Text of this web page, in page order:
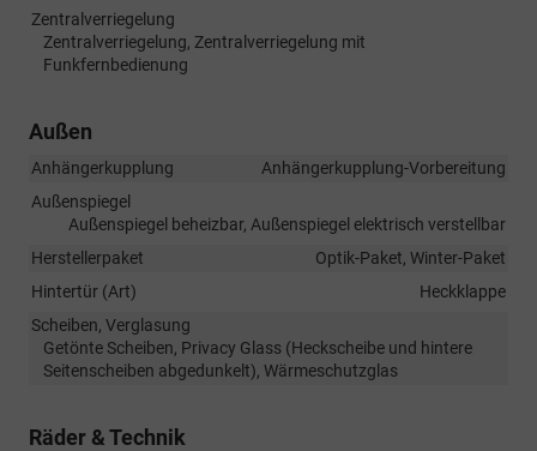
Zentralverriegelung
Zentralverriegelung, Zentralverriegelung mit
Funkfernbedienung
Außen
Anhängerkupplung
Anhängerkupplung-Vorbereitung
Außenspiegel
Außenspiegel beheizbar, Außenspiegel elektrisch verstellbar
Herstellerpaket
Optik-Paket, Winter-Paket
Hintertür (Art)
Heckklappe
Scheiben, Verglasung
Getönte Scheiben, Privacy Glass (Heckscheibe und hintere
Seitenscheiben abgedunkelt), Wärmeschutzglas
Räder & Technik